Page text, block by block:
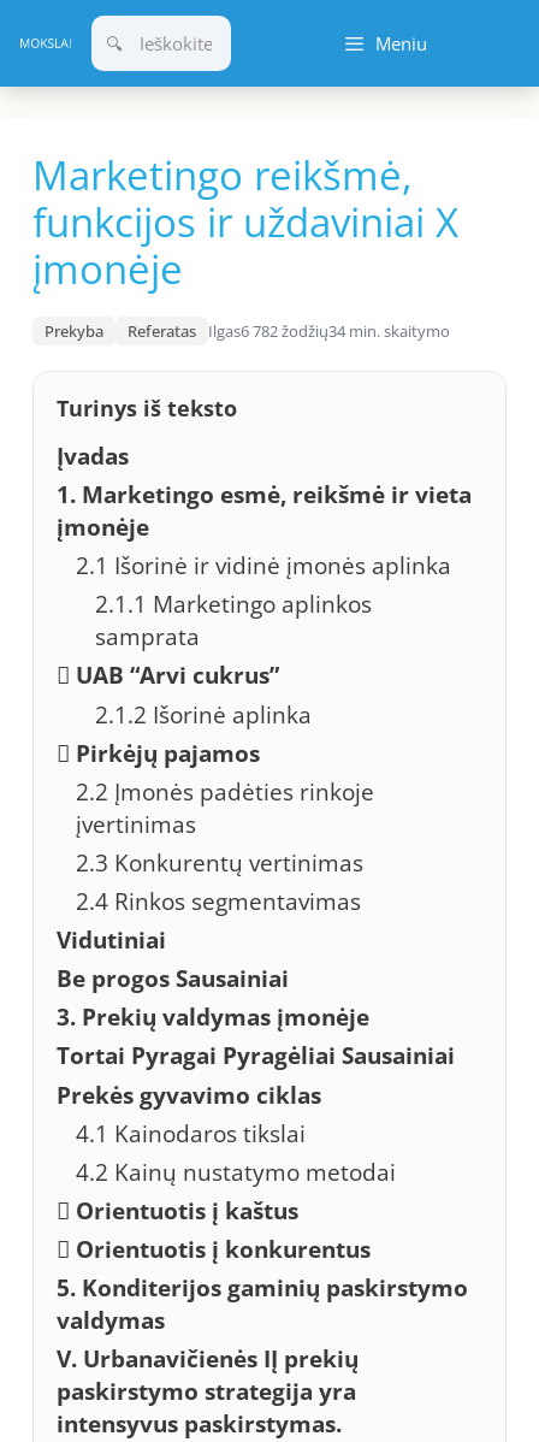
prie
turinio
Meniu
Marketingo reikšmė,
funkcijos ir uždaviniai X
įmonėje
Prekyba Referatas Ilgas6 782 žodžių34 min. skaitymo
Turinys iš teksto
Įvadas
1. Marketingo esmė, reikšmė ir vieta
įmonėje
2.1 Išorinė ir vidinė įmonės aplinka
2.1.1 Marketingo aplinkos
samprata
 UAB “Arvi cukrus”
2.1.2 Išorinė aplinka
 Pirkėjų pajamos
2.2 Įmonės padėties rinkoje
įvertinimas
2.3 Konkurentų vertinimas
2.4 Rinkos segmentavimas
Vidutiniai
Be progos Sausainiai
3. Prekių valdymas įmonėje
Tortai Pyragai Pyragėliai Sausainiai
Prekės gyvavimo ciklas
4.1 Kainodaros tikslai
4.2 Kainų nustatymo metodai
 Orientuotis į kaštus
 Orientuotis į konkurentus
5. Konditerijos gaminių paskirstymo
valdymas
V. Urbanavičienės IĮ prekių
paskirstymo strategija yra
intensyvus paskirstymas.